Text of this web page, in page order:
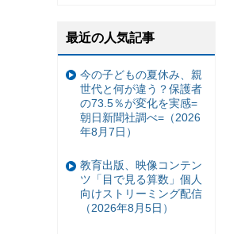
最近の人気記事
今の子どもの夏休み、親
世代と何が違う？保護者
の73.5％が変化を実感=
朝日新聞社調べ=（2026
年8月7日）
教育出版、映像コンテン
ツ「目で見る算数」個人
向けストリーミング配信
（2026年8月5日）